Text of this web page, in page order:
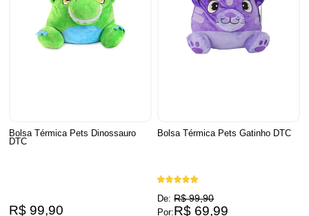
Bolsa Térmica Pets Dinossauro
DTC
R$ 99,90
Bolsa Térmica Pets Gatinho DTC
De: R$ 99,90
Por:R$ 69,99